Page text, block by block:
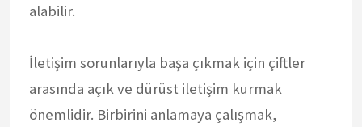
alabilir.
İletişim sorunlarıyla başa çıkmak için çiftler
arasında açık ve dürüst iletişim kurmak
önemlidir. Birbirini anlamaya çalışmak,